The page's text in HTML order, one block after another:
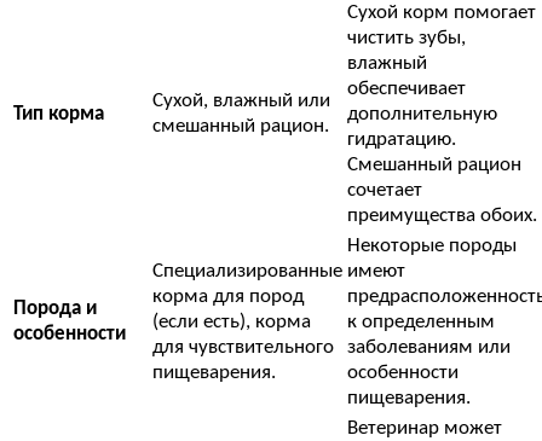
Тип корма
Сухой, влажный или
смешанный рацион.
Сухой корм помогает
чистить зубы,
влажный
обеспечивает
дополнительную
гидратацию.
Смешанный рацион
сочетает
преимущества обоих.
Порода и
особенности
Специализированные
корма для пород
(если есть), корма
для чувствительного
пищеварения.
Некоторые породы
имеют
к определенным
заболеваниям или
особенности
пищеварения.
Ветеринар может